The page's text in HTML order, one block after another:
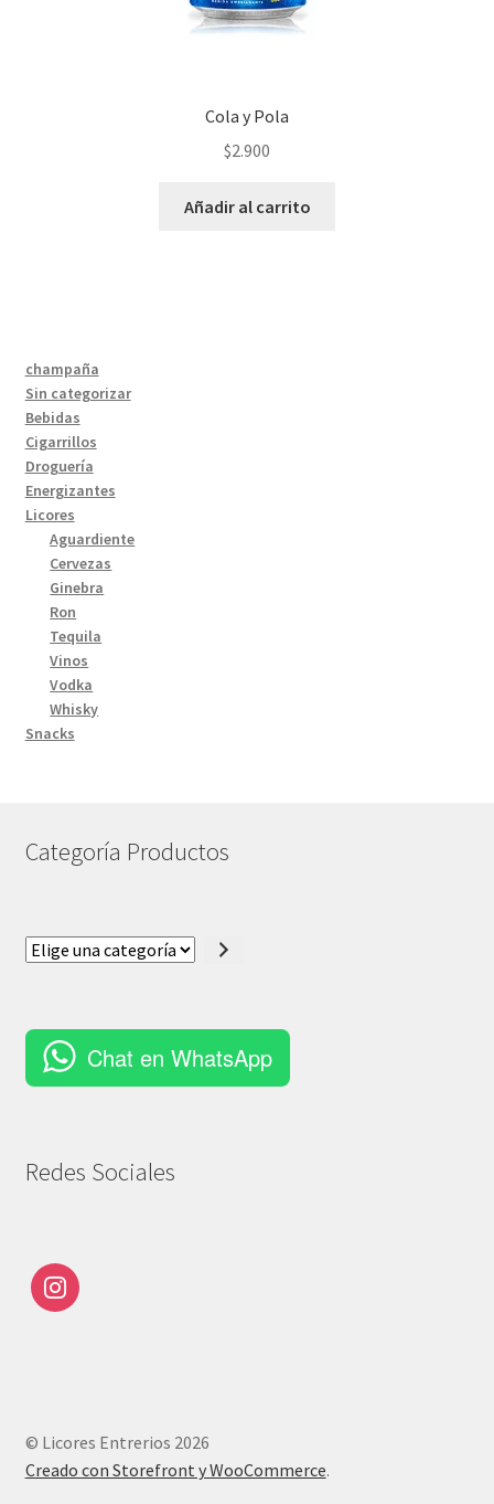
Cola y Pola
$2.900
Añadir al carrito
champaña
Sin categorizar
Bebidas
Cigarrillos
Droguería
Energizantes
Licores
Aguardiente
Cervezas
Ginebra
Ron
Tequila
Vinos
Vodka
Whisky
Snacks
Categoría Productos
Elige
Chat en WhatsApp
Redes Sociales
© Licores Entrerios 2026
Creado con Storefront y WooCommerce.